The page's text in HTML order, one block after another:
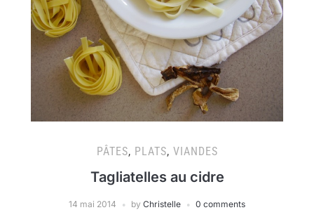
PÂTES, PLATS, VIANDES
Tagliatelles au cidre
14 mai 2014 by Christelle 0 comments